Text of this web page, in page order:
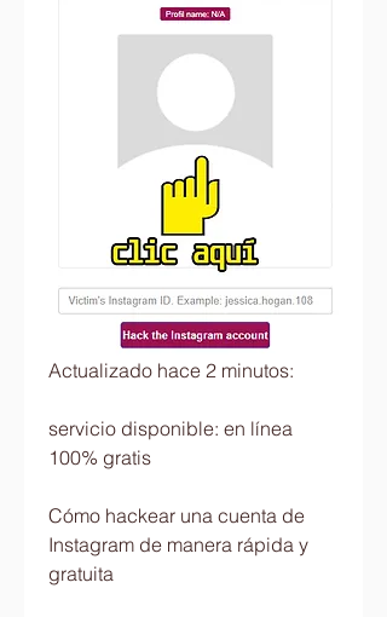
Actualizado hace 2 minutos:
servicio disponible: en línea
100% gratis
Cómo hackear una cuenta de
Instagram de manera rápida y
gratuita